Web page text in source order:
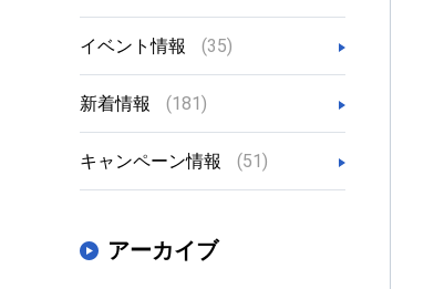
イベント情報 (35)
新着情報 (181)
キャンペーン情報 (51)
アーカイブ